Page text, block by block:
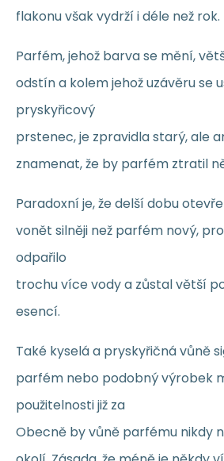
flakonu však vydrží i déle než rok.
Parfém, jehož barva se mění,
odstín a kolem jehož uzávěru se
pryskyřicový
prstenec, je zpravidla starý, ale
znamenat, že by parfém ztratil
Paradoxní je, že delší dobu
vonět silněji než parfém nový,
odpařilo
trochu více vody a zůstal větší
esencí.
Také kyselá a pryskyřičná vůně
parfém nebo podobný výrobek
použitelnosti již za
Obecně by vůně parfému nikdy